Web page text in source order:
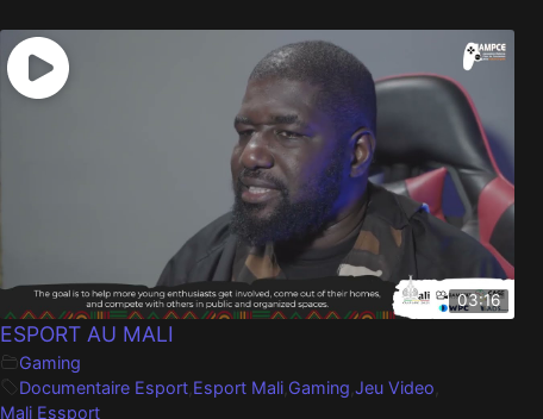
03:16
ESPORT AU MALI
Gaming
Documentaire Esport Esport Mali Gaming Jeu Video
Mali Essport